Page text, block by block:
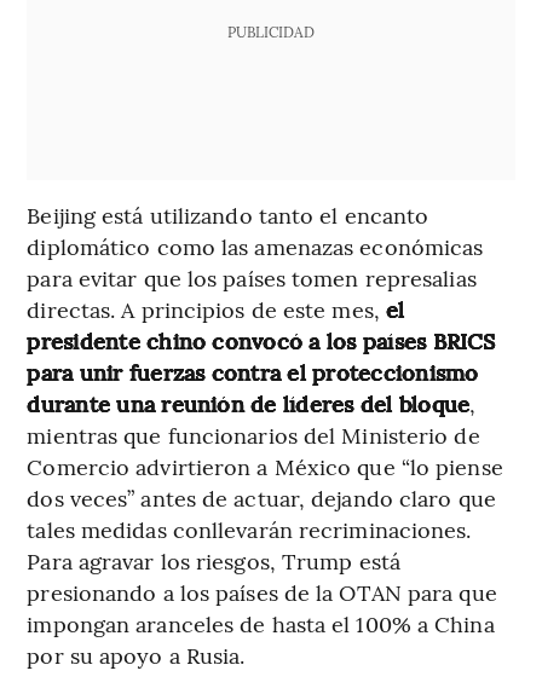
PUBLICIDAD
Beijing está utilizando tanto el encanto
diplomático como las amenazas económicas
para evitar que los países tomen represalias
directas. A principios de este mes, el
presidente chino convocó a los países BRICS
para unir fuerzas contra el proteccionismo
durante una reunión de líderes del bloque,
mientras que funcionarios del Ministerio de
Comercio advirtieron a México que “lo piense
dos veces” antes de actuar, dejando claro que
tales medidas conllevarán recriminaciones.
Para agravar los riesgos, Trump está
presionando a los países de la OTAN para que
impongan aranceles de hasta el 100% a China
por su apoyo a Rusia.